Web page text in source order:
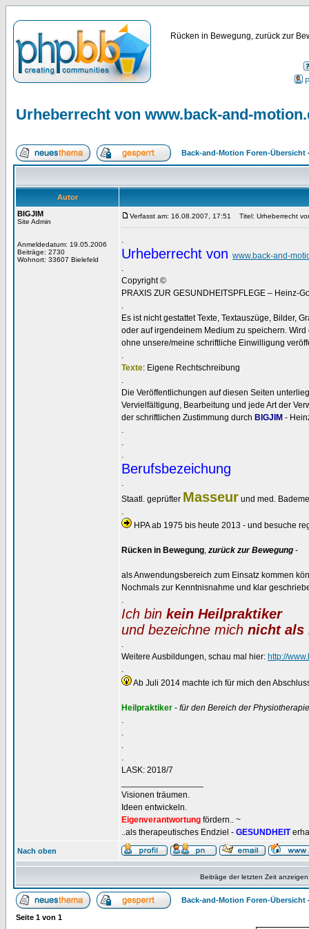
Rücken in Bewegung, zurück zur
Urheberrecht von www.back-and-
Back-and-Motion Foren-Übersicht
Autor
BIGJIM
Site Admin
Anmeldedatum: 19.05.2006
Beiträge: 2730
Wohnort: 33607 Bielefeld
Verfasst am: 16.08.2007, 17:51 Titel: Urheberrecht
.
Urheberrecht von www.back-and-
.
Copyright ©
PRAXIS ZUR GESUNDHEITSPFLEGE – Heinz-
.
Es ist nicht gestattet Texte, Textauszüge, Bilder,
oder auf irgendeinem Medium zu speichern.
ohne unsere/meine schriftliche Einwilligung
.
Texte: Eigene Rechtschreibung
.
Die Veröffentlichungen auf diesen Seiten
Vervielfältigung, Bearbeitung und jede Art der
der schriftlichen Zustimmung durch BIGJIM -
.
.
.
Berufsbezeichung
.
Staatl. geprüfter Masseur und med.
.
HPA ab 1975 bis heute 2013 - und besuche
Rücken in Bewegung, zurück zur Bewegung -
als Anwendungsbereich zum Einsatz kommen
Nochmals zur Kenntnisnahme und klar
.
Ich bin kein Heilpraktiker
und bezeichne mich nicht als
.
Weitere Ausbildungen, schau mal hier: http://
.
Ab Juli 2014 machte ich für mich den
Heilpraktiker - für den Bereich der Physiotherapie
.
.
.
.
LASK: 2018/7
Visionen träumen.
Ideen entwickeln.
Eigenverantwortung fördern.. ~
..als therapeutisches Endziel - GESUNDHEIT
Nach oben
Beiträge der letzten Zeit
Back-and-Motion Foren-Übersicht
Seite 1 von 1